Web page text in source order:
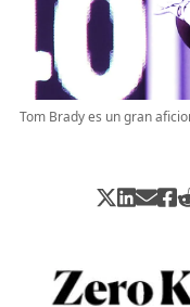
Tom Brady es un gran